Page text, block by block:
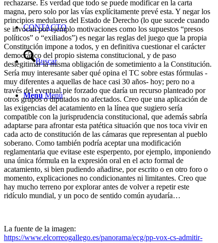
CONTACTO
Buscar
Menú Menú
rechazarse. Es verdad que todo se puede modificar en la carta
magna, pero solo por las vías explícitamente prevé esta. Y negar los
principios medulares del Estado de Derecho (lo que sucede cuando
se invocan por ejemplo motivaciones como los supuestos “presos
políticos” o “exiliados”) es negar las reglas del juego que la propia
Constitución impone a todos, y en definitiva cuestionar el carácter
democrático del propio sistema constitucional, y de paso
deslegitimar la misma obligación de sometimiento a la Constitución.
Sería muy interesante saber qué opina el TC sobre estas fórmulas -
muy diferentes a aquellas de hace casi 30 años- hoy; pero no a
través del eventual pie forzado que daría un recurso planteado por
otros grupos o diputados no afectados. Creo que una aplicación de
las exigencias del acatamiento en la línea que sugiero sería
compatible con la jurisprudencia constitucional, que además sabría
adaptarse para afrontar esta patética situación que nos toca vivir en
cada acto de constitución de las cámaras que representan al pueblo
soberano. Como también podría aceptar una modificación
reglamentaria que evitase este esperpento, por ejemplo, imponiendo
una única fórmula en la expresión oral en el acto formal de
acatamiento, si bien pudiendo añadirse, por escrito o en otro foro o
momento, explicaciones no condicionantes ni limitantes. Creo que
hay mucho terreno por explorar antes de volver a repetir este
ridículo mundial, y un poco de sentido común ayudaría…
La fuente de la imagen:
https://www.elcorreogallego.es/panorama/ecg/pp-vox-cs-admitir-